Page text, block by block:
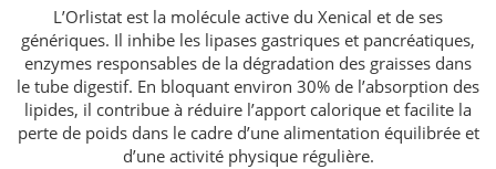
L’Orlistat est la molécule active du Xenical et de ses
génériques. Il inhibe les lipases gastriques et pancréatiques,
enzymes responsables de la dégradation des graisses dans
le tube digestif. En bloquant environ 30% de l’absorption des
lipides, il contribue à réduire l’apport calorique et facilite la
perte de poids dans le cadre d’une alimentation équilibrée et
d’une activité physique régulière.